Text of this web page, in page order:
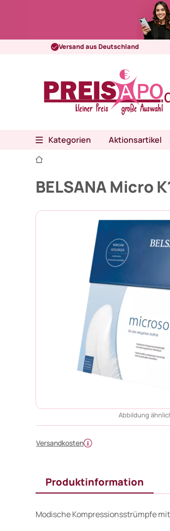
Versand aus Deutschland
Kategorien Aktionsartikel
BELSANA Micro
Abbildung
Versandkosten
Produktinformation
Modische Kompressionsstrümpfe